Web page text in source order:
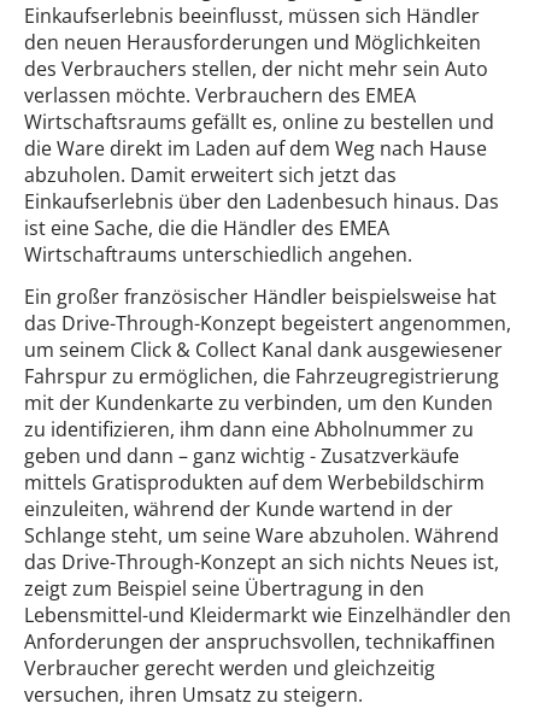
Einkaufserlebnis beeinflusst, müssen sich Händler
den neuen Herausforderungen und Möglichkeiten
des Verbrauchers stellen, der nicht mehr sein Auto
verlassen möchte. Verbrauchern des EMEA
Wirtschaftsraums gefällt es, online zu bestellen und
die Ware direkt im Laden auf dem Weg nach Hause
abzuholen. Damit erweitert sich jetzt das
Einkaufserlebnis über den Ladenbesuch hinaus. Das
ist eine Sache, die die Händler des EMEA
Wirtschaftraums unterschiedlich angehen.
Ein großer französischer Händler beispielsweise hat
das Drive-Through-Konzept begeistert angenommen,
um seinem Click & Collect Kanal dank ausgewiesener
Fahrspur zu ermöglichen, die Fahrzeugregistrierung
mit der Kundenkarte zu verbinden, um den Kunden
zu identifizieren, ihm dann eine Abholnummer zu
geben und dann – ganz wichtig - Zusatzverkäufe
mittels Gratisprodukten auf dem Werbebildschirm
einzuleiten, während der Kunde wartend in der
Schlange steht, um seine Ware abzuholen. Während
das Drive-Through-Konzept an sich nichts Neues ist,
zeigt zum Beispiel seine Übertragung in den
Lebensmittel-und Kleidermarkt wie Einzelhändler den
Anforderungen der anspruchsvollen, technikaffinen
Verbraucher gerecht werden und gleichzeitig
versuchen, ihren Umsatz zu steigern.